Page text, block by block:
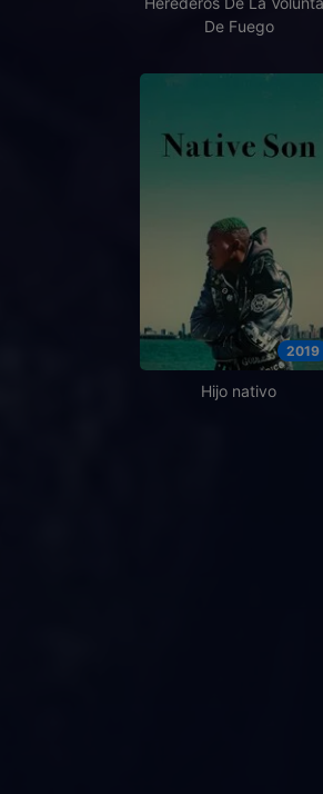
De Fuego
2019
Hijo nativo